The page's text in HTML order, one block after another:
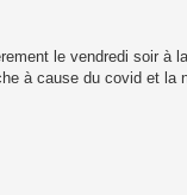
le vendredi soir à
à cause du covid et la